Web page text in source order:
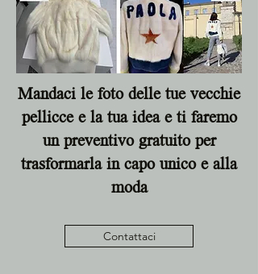
Mandaci le foto delle tue vecchie
pellicce e la tua idea e ti faremo
un preventivo gratuito per
trasformarla in capo unico e alla
moda
Contattaci